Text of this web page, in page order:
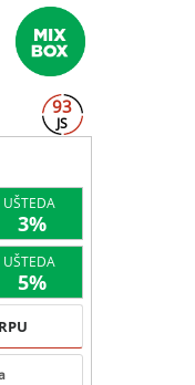
93
JS
UŠTEDA
3%
UŠTEDA
5%